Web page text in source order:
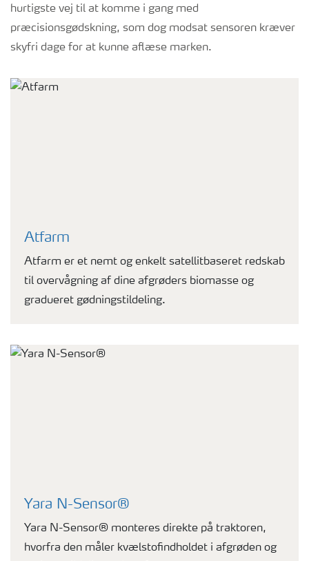
hurtigste vej til at komme i gang med
præcisionsgødskning, som dog modsat sensoren kræver
skyfri dage for at kunne aflæse marken.
Atfarm
Atfarm er et nemt og enkelt satellitbaseret redskab
til overvågning af dine afgrøders biomasse og
gradueret gødningstildeling.
Yara N-Sensor®
Yara N-Sensor® monteres direkte på traktoren,
hvorfra den måler kvælstofindholdet i afgrøden og